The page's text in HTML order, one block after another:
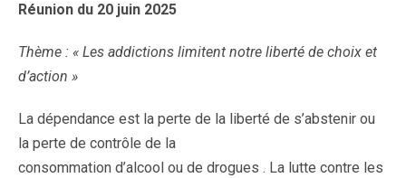
Réunion du 20 juin 2025
Thème : « Les addictions limitent notre liberté de choix et
d’action »
La dépendance est la perte de la liberté de s’abstenir ou
la perte de contrôle de la
consommation d’alcool ou de drogues . La lutte contre les